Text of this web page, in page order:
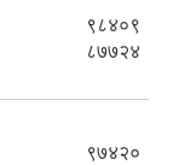
९८४०९
८७७२४
९७४२०